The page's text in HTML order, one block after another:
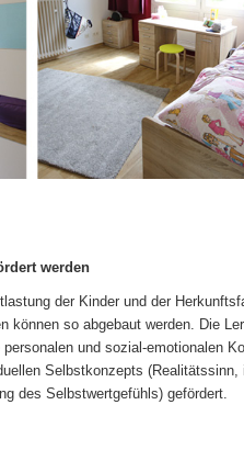
werden
der Kinder und der
können so abgebaut werden. Die
und sozial-emotionalen
Selbstkonzepts (Realitätssinn,
des Selbstwertgefühls) gefördert.